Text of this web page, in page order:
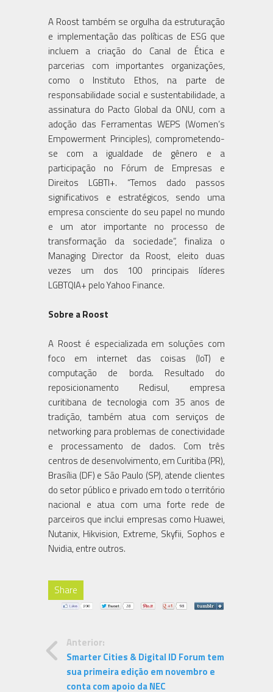
A Roost também se orgulha da estruturação
e implementação das políticas de ESG que
incluem a criação do Canal de Ética e
parcerias com importantes organizações,
como o Instituto Ethos, na parte de
responsabilidade social e sustentabilidade, a
assinatura do Pacto Global da ONU, com a
adoção das Ferramentas WEPS (Women’s
Empowerment Principles), comprometendo-
se com a igualdade de gênero e a
participação no Fórum de Empresas e
Direitos LGBTI+. “Temos dado passos
significativos e estratégicos, sendo uma
empresa consciente do seu papel no mundo
e um ator importante no processo de
transformação da sociedade”, finaliza o
Managing Director da Roost, eleito duas
vezes um dos 100 principais líderes
LGBTQIA+ pelo Yahoo Finance.
Sobre a Roost
A Roost é especializada em soluções com
foco em internet das coisas (IoT) e
computação de borda. Resultado do
reposicionamento Redisul, empresa
curitibana de tecnologia com 35 anos de
tradição, também atua com serviços de
networking para problemas de conectividade
e processamento de dados. Com três
centros de desenvolvimento, em Curitiba (PR),
Brasília (DF) e São Paulo (SP), atende clientes
do setor público e privado em todo o território
nacional e atua com uma forte rede de
parceiros que inclui empresas como Huawei,
Nutanix, Hikvision, Extreme, Skyfii, Sophos e
Nvidia, entre outros.
Share
Anterior:
Smarter Cities & Digital ID Forum tem
sua primeira edição em novembro e
conta com apoio da NEC